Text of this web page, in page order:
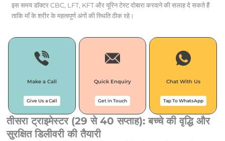
इस समय डॉक्टर CBC, LFT, KFT और यूरिन टेस्ट दोबारा करवाने की सलाह दे सकते हैं
ताकि माँ के शरीर के महत्वपूर्ण अंगों की स्थिति ठीक रहे।
Make a Call
Give Us a Call
Quick Enquiry
Get in Touch
Chat With Us
Tap To WhatsApp
तीसरा ट्राइमेस्टर (29 से 40 सप्ताह): बच्चे की वृद्धि और
सुरक्षित डिलीवरी की तैयारी